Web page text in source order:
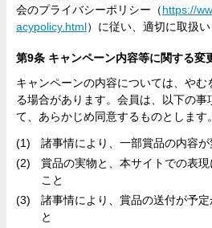
会のプライバシーポリシー（https://
acypolicy.html）に従い、適切に取扱い
第9条 キャンペーン内容等に関する変
キャンペーンの内容については、や
る場合があります。会員は、以下の
て、あらかじめ同意するものとします。
諸事情により、一部賞品の内容が
賞品の実物と、本サイトでの表
こと
諸事情により、賞品の送付が予
と